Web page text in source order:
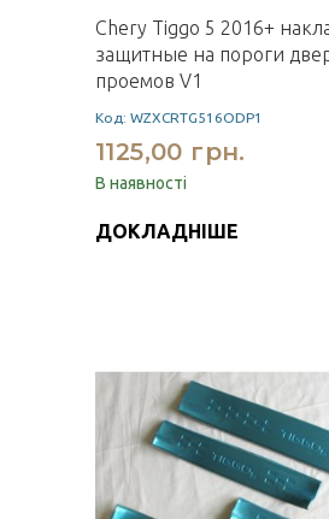
Chery Tiggo 5 2016+
защитные на пороги
проемов V1
Код: WZXCRTG516ODP1
1125,00 грн.
В наявності
ДОКЛАДНІШЕ